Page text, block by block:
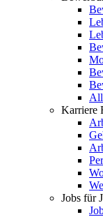
Karriere
Jobs für